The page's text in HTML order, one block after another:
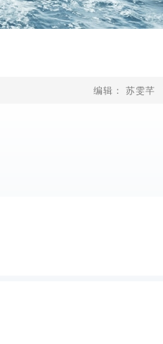
编辑： 苏雯芊